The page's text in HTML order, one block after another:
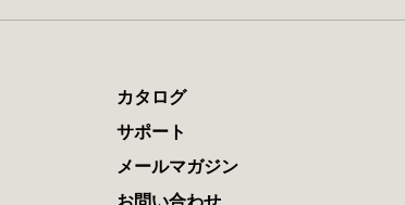
カタログ
サポート
メールマガジン
お問い合わせ